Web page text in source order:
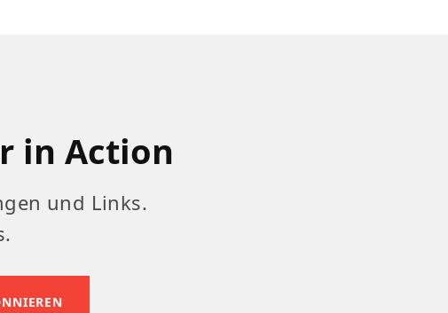
in Action
und Links.